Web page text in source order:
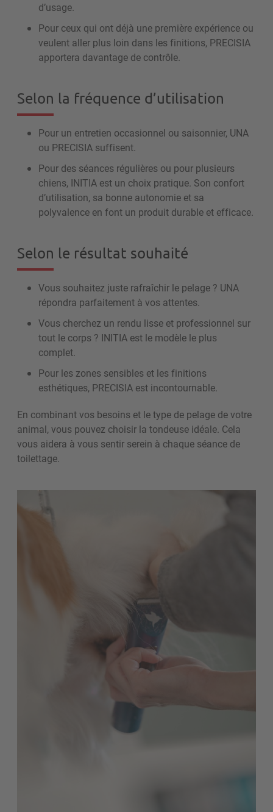
d’usage.
Pour ceux qui ont déjà une première expérience ou
veulent aller plus loin dans les finitions, PRECISIA
apportera davantage de contrôle.
Selon la fréquence d’utilisation
Pour un entretien occasionnel ou saisonnier, UNA
ou PRECISIA suffisent.
Pour des séances régulières ou pour plusieurs
chiens, INITIA est un choix pratique. Son confort
d’utilisation, sa bonne autonomie et sa
polyvalence en font un produit durable et efficace.
Selon le résultat souhaité
Vous souhaitez juste rafraîchir le pelage ? UNA
répondra parfaitement à vos attentes.
Vous cherchez un rendu lisse et professionnel sur
tout le corps ? INITIA est le modèle le plus
complet.
Pour les zones sensibles et les finitions
esthétiques, PRECISIA est incontournable.
En combinant vos besoins et le type de pelage de votre
animal, vous pouvez choisir la tondeuse idéale. Cela
vous aidera à vous sentir serein à chaque séance de
toilettage.